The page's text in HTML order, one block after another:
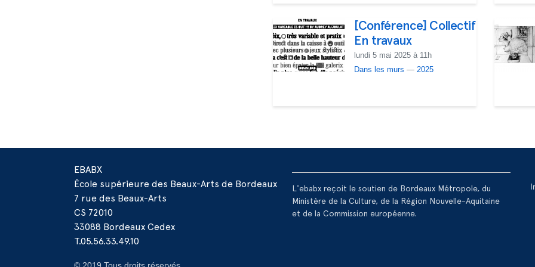
[Conférence] Collectif
En travaux
lundi 5 mai 2025 à 11h
Dans les murs —2025
EBABX
École supérieure des Beaux-Arts de Bordeaux
7 rue des Beaux-Arts
CS 72010
33088 Bordeaux Cedex
T.05.56.33.49.10
L'ebabx reçoit le soutien de Bordeaux Métropole, du
Ministère de la Culture, de la Région Nouvelle-Aquitaine
et de la Commission européenne.